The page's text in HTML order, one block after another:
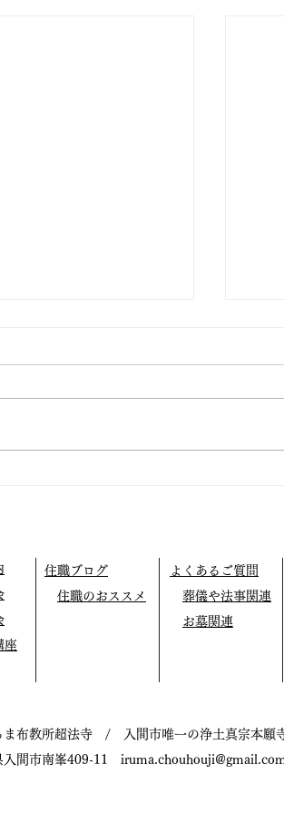
座
住職ブログ
住職のおススメ
よくあるご質問
葬儀や法事関連
お墓関連
ま布教所超法寺 / 入間市唯一の浄土真宗本願
入間市南峯409-11